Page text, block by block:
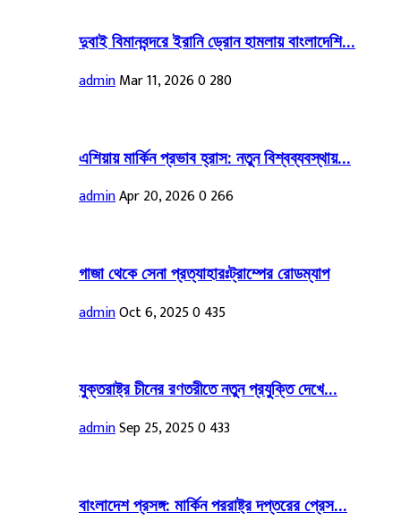
দুবাই বিমানবন্দরে ইরানি ড্রোন হামলায় বাংলাদেশি...
adminMar 11, 20260280
এশিয়ায় মার্কিন প্রভাব হ্রাস: নতুন বিশ্বব্যবস্থায়...
adminApr 20, 20260266
গাজা থেকে সেনা প্রত্যাহারঃট্রাম্পের রোডম্যাপ
adminOct 6, 20250435
যুক্তরাষ্ট্র চীনের রণতরীতে নতুন প্রযুক্তি দেখে...
adminSep 25, 20250433
বাংলাদেশ প্রসঙ্গ: মার্কিন পররাষ্ট্র দপ্তরের প্রেস...